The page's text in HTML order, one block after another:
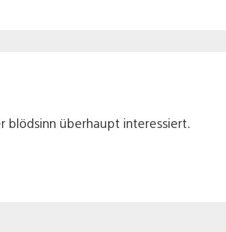
blödsinn überhaupt interessiert.